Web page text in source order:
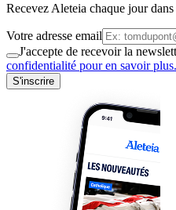
Recevez Aleteia chaque jour
Votre adresse email
J'accepte de recevoir la
confidentialité pour en savoir plus.
S'inscrire